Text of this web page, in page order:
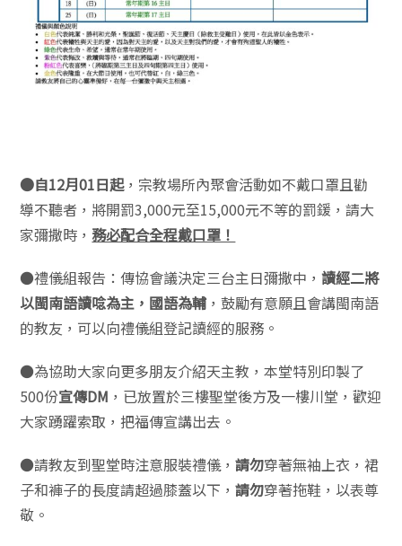
●自12月01日起，宗教場所內聚會活動如不戴口罩且勸
導不聽者，將開罰3,000元至15,000元不等的罰鍰，請大
家彌撒時， 務必配合全程戴口罩！
●禮儀組報告：傳協會議決定三台主日彌撒中，讀經二將
以閩南語讀唸為主，國語為輔，鼓勵有意願且會講閩南語
的教友，可以向禮儀組登記讀經的服務。
●為協助大家向更多朋友介紹天主教，本堂特別印製了
500份宣傳DM ，已放置於三樓聖堂後方及一樓川堂，歡迎
大家踴躍索取，把福傳宣講出去。
●請教友到聖堂時注意服裝禮儀，請勿穿著無袖上衣，裙
子和褲子的長度請超過膝蓋以下，請勿穿著拖鞋，以表尊
敬。